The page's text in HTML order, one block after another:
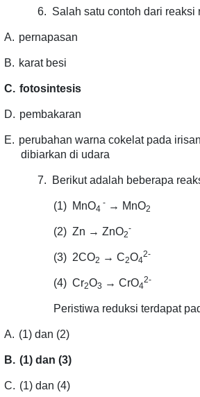
6. Salah satu contoh dari reaksi
A. pernapasan
B. karat besi
C. fotosintesis
D. pembakaran
E. perubahan warna cokelat pada
dibiarkan di udara
7. Berikut adalah beberapa
(1) MnO4
-→ MnO2
(2) Zn → ZnO2
-
(3) 2CO2 → C2O4
2-
(4) Cr2O3 → CrO4
2-
Peristiwa reduksi terdapat
A. (1) dan (2)
B. (1) dan (3)
C. (1) dan (4)